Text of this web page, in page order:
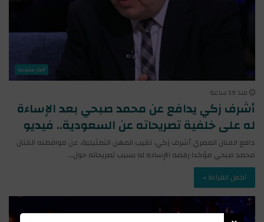
أخبار متنوعة
منذ 19 ساعة
أشرف زكي يدافع عن محمد صبحي بعد الإساءة
له على خلفية تصريحاته عن السعودية.. فيديو
دافع الفنان المصري أشرف زكي، نقيب المهن التمثيلية، عن مواقطنه الفنان
محمد صبحي مؤكدا رفضه الإساءه له بسبب تصريحاته حول…
أكمل القراءة »